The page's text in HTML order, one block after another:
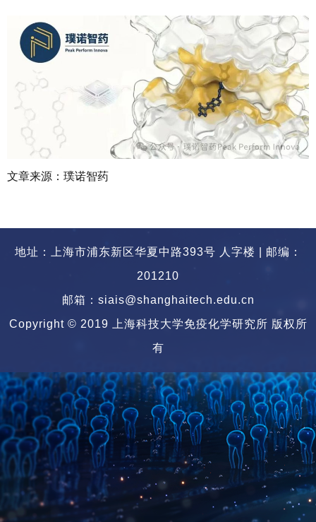
文章来源：璞诺智药
地址：上海市浦东新区华夏中路393号 人字楼 | 邮编：
201210
邮箱：siais@shanghaitech.edu.cn
Copyright © 2019 上海科技大学免疫化学研究所 版权所
有